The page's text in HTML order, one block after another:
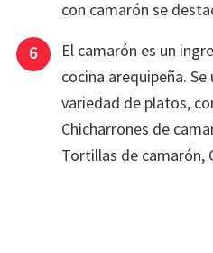
con camarón se
El camarón es un
cocina arequipeña.
variedad de platos,
Chicharrones de
Tortillas de camarón,